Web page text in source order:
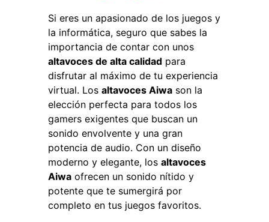
Si eres un apasionado de los juegos y
la informática, seguro que sabes la
importancia de contar con unos
altavoces de alta calidad para
disfrutar al máximo de tu experiencia
virtual. Los altavoces Aiwa son la
elección perfecta para todos los
gamers exigentes que buscan un
sonido envolvente y una gran
potencia de audio. Con un diseño
moderno y elegante, los altavoces
Aiwa ofrecen un sonido nítido y
potente que te sumergirá por
completo en tus juegos favoritos.